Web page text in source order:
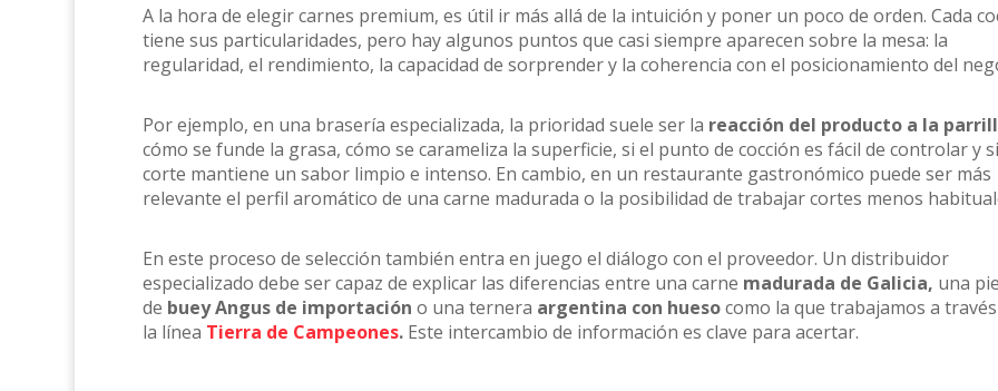
A la hora de elegir carnes premium, es útil ir más allá de la intuición y poner un poco de orden. Cada
tiene sus particularidades, pero hay algunos puntos que casi siempre aparecen sobre la mesa: la
regularidad, el rendimiento, la capacidad de sorprender y la coherencia con el posicionamiento del
Por ejemplo, en una brasería especializada, la prioridad suele ser la reacción del producto a la
cómo se funde la grasa, cómo se carameliza la superficie, si el punto de cocción es fácil de controlar y
corte mantiene un sabor limpio e intenso. En cambio, en un restaurante gastronómico puede ser más
relevante el perfil aromático de una carne madurada o la posibilidad de trabajar cortes menos
En este proceso de selección también entra en juego el diálogo con el proveedor. Un distribuidor
especializado debe ser capaz de explicar las diferencias entre una carne madurada de Galicia, una
de buey Angus de importación o una ternera argentina con huesocomo la que trabajamos a
la línea Tierra de Campeones.Este intercambio de información es clave para acertar.